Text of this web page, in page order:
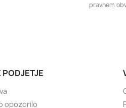
pravnem
PODJETJE
opozorilo